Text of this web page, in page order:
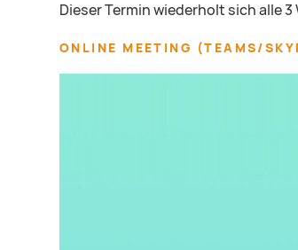
Dieser Termin wiederholt sich alle
ONLINE MEETING (TEAMS/